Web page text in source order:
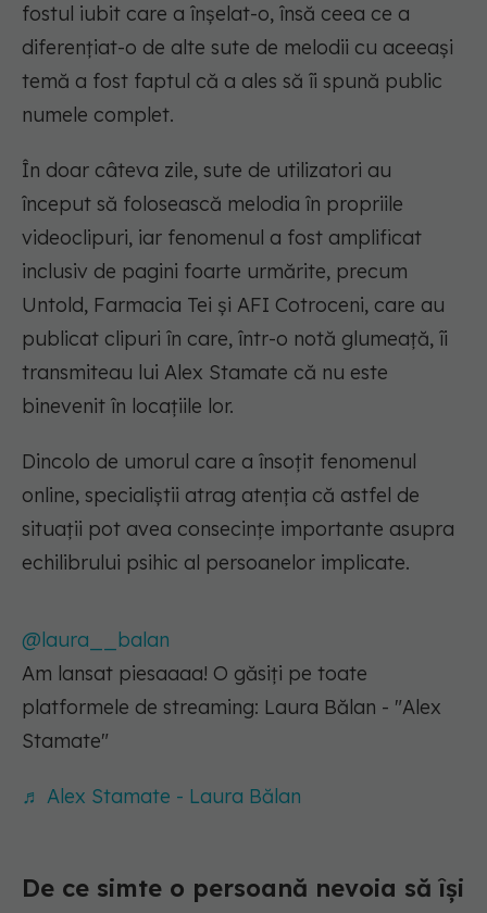
fostul iubit care a înșelat-o, însă ceea ce a
diferențiat-o de alte sute de melodii cu aceeași
temă a fost faptul că a ales să îi spună public
numele complet.
În doar câteva zile, sute de utilizatori au
început să folosească melodia în propriile
videoclipuri, iar fenomenul a fost amplificat
inclusiv de pagini foarte urmărite, precum
Untold, Farmacia Tei și AFI Cotroceni, care au
publicat clipuri în care, într-o notă glumeață, îi
transmiteau lui Alex Stamate că nu este
binevenit în locațiile lor.
Dincolo de umorul care a însoțit fenomenul
online, specialiștii atrag atenția că astfel de
situații pot avea consecințe importante asupra
echilibrului psihic al persoanelor implicate.
@laura__balan
Am lansat piesaaaa! O găsiți pe toate
platformele de streaming: Laura Bălan - "Alex
Stamate"
♬ Alex Stamate - Laura Bălan
De ce simte o persoană nevoia să își